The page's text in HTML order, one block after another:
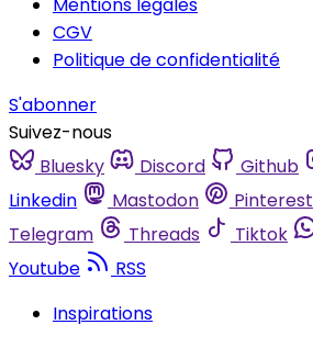
Mentions légales
CGV
Politique de confidentialité
S'abonner
Suivez-nous
Bluesky
Discord Github
Linkedin
Mastodon Pinterest
Telegram
Threads Tiktok
Youtube
RSS
Inspirations